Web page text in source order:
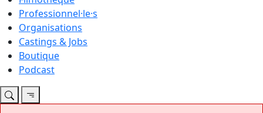
Professionnel·le·s
Organisations
Castings & Jobs
Boutique
Podcast